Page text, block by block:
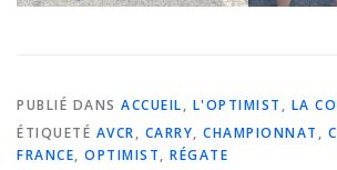
PUBLIÉ DANS ACCUEIL, L'OPTIMIST , LA
ÉTIQUETÉ AVCR, CARRY, CHAMPIONNAT ,
FRANCE, OPTIMIST, RÉGATE